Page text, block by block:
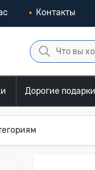
Контакты
Дорогие подарки